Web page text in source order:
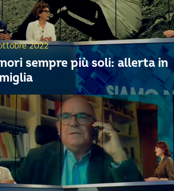
2022
sempre più soli: allerta in